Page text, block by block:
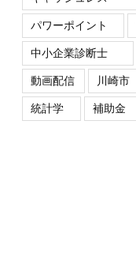
パワーポイント
中小企業診断士
動画配信 川崎市
統計学 補助金